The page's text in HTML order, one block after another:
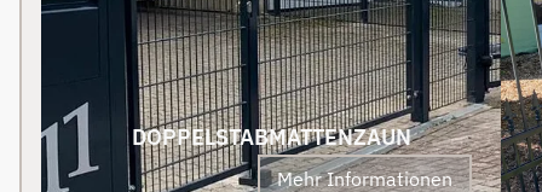
Klare Empfehlung von
uns! PS Nach
Fertigstellung, gab es
zum Dank und Abschied
sogar noch ein Paket mit
leckerem Honig. Danke
auch dafür!
DOPPELSTABMATTENZAUN
Mehr Informationen